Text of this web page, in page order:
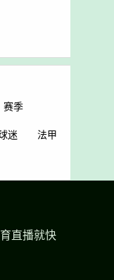
赛季
迷 法甲
直播就快